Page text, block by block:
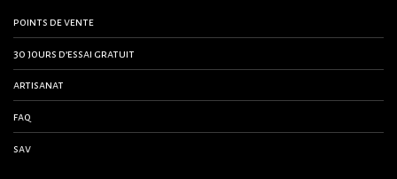
points de vente
30 jours d’essai gratuit
artisanat
faq
sav